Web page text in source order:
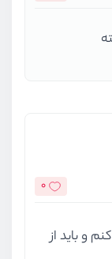
0
و باید از